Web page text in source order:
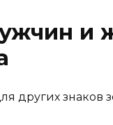
и
других знаков